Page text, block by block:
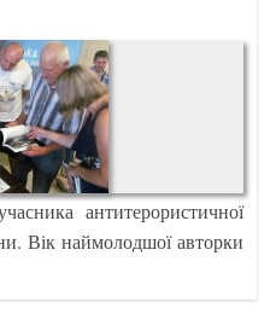
антитерористичної
Вік наймолодшої авторки